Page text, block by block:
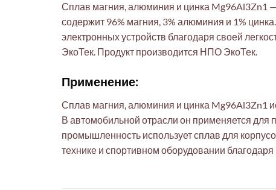
Сплав магния, алюминия и цинка Mg96Al3Zn1
содержит 96% магния, 3% алюминия и 1%
электронных устройств благодаря своей
ЭкоТек. Продукт производится НПО ЭкоТек.
Применение:
Сплав магния, алюминия и цинка Mg96Al3Zn1
В автомобильной отрасли он применяется для
промышленность использует сплав для
технике и спортивном оборудовании